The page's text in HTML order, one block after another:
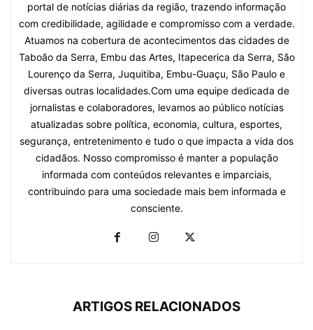
portal de notícias diárias da região, trazendo informação
com credibilidade, agilidade e compromisso com a verdade.
Atuamos na cobertura de acontecimentos das cidades de
Taboão da Serra, Embu das Artes, Itapecerica da Serra, São
Lourenço da Serra, Juquitiba, Embu-Guaçu, São Paulo e
diversas outras localidades.Com uma equipe dedicada de
jornalistas e colaboradores, levamos ao público notícias
atualizadas sobre política, economia, cultura, esportes,
segurança, entretenimento e tudo o que impacta a vida dos
cidadãos. Nosso compromisso é manter a população
informada com conteúdos relevantes e imparciais,
contribuindo para uma sociedade mais bem informada e
consciente.
ARTIGOS RELACIONADOS